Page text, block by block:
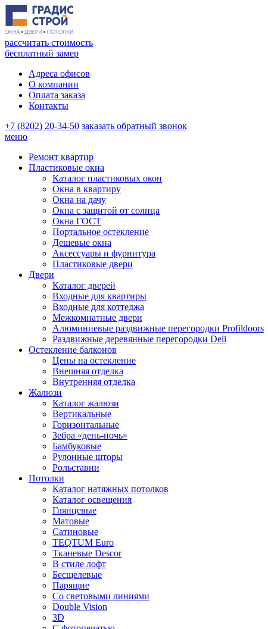
рассчитать стоимость
бесплатный замер
Адреса офисов
О компании
Оплата заказа
Контакты
+7 (8202) 20-34-50 заказать обратный звонок
меню
Ремонт квартир
Пластиковые окна
Каталог пластиковых окон
Окна в квартиру
Окна на дачу
Окна с защитой от солнца
Окна ГОСТ
Портальное остекление
Дешевые окна
Аксессуары и фурнитура
Пластиковые двери
Двери
Каталог дверей
Входные для квартиры
Входные для коттеджа
Межкомнатные двери
Алюминиевые раздвижные перегородки Profildoors
Раздвижные деревянные перегородки Deli
Остекление балконов
Цены на остекление
Внешняя отделка
Внутренняя отделка
Жалюзи
Каталог жалюзи
Вертикальные
Горизонтальные
Зебра «день-ночь»
Бамбуковые
Рулонные шторы
Рольставни
Потолки
Каталог натяжных потолков
Каталог освещения
Глянцевые
Матовые
Сатиновые
TEQTUM Euro
Тканевые Descor
В стиле лофт
Бесщелевые
Парящие
Со световыми линиями
Double Vision
3D